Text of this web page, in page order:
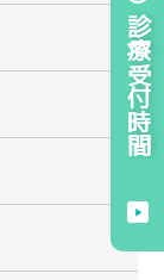
診療受付時間